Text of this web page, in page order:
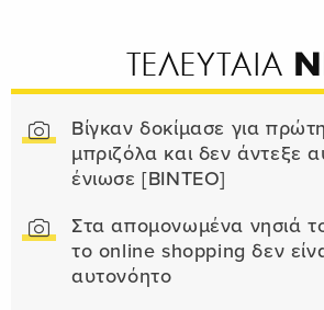
ΤΕΛΕΥΤΑΙΑ
Βίγκαν δοκίμασε για
μπριζόλα και δεν άντεξε
ένιωσε [ΒΙΝΤΕΟ]
Στα απομονωμένα νησιά
το online shopping δεν
αυτονόητο